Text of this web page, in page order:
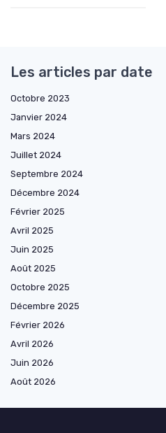
Les articles par date
Octobre 2023
Janvier 2024
Mars 2024
Juillet 2024
Septembre 2024
Décembre 2024
Février 2025
Avril 2025
Juin 2025
Août 2025
Octobre 2025
Décembre 2025
Février 2026
Avril 2026
Juin 2026
Août 2026